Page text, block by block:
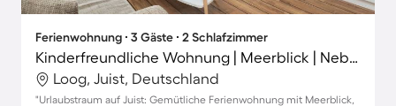
Ferienwohnung ∙ 3 Gäste ∙ 2 Schlafzimmer
Kinderfreundliche Wohnung | Meerblick | Neben dem Strand
Loog, Juist, Deutschland
"Urlaubstraum auf Juist: Gemütliche Ferienwohnung mit Meerblick,